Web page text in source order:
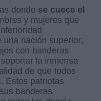
donde se cuece el
y mujeres que
una nación superior;
con banderas
la inmensa
de que todos
Estos patriotas
banderas